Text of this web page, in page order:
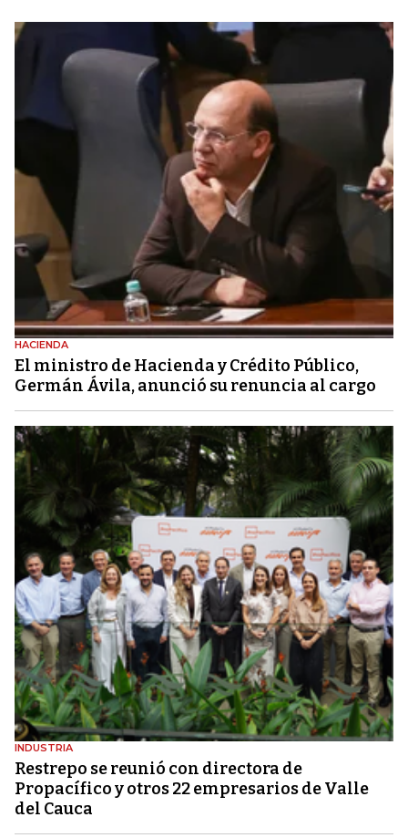
HACIENDA
El ministro de Hacienda y Crédito Público,
Germán Ávila, anunció su renuncia al cargo
INDUSTRIA
Restrepo se reunió con directora de
Propacífico y otros 22 empresarios de Valle
del Cauca